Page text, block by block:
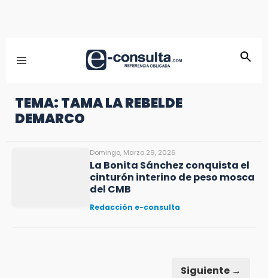
TEMA: TAMA LA REBELDE
DEMARCO
Domingo, Marzo 29, 2026
La Bonita Sánchez conquista el
cinturón interino de peso mosca
del CMB
Redacción e-consulta
Siguiente →